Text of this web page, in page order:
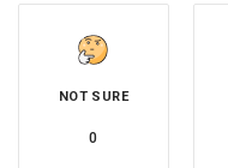
NOT SURE
0